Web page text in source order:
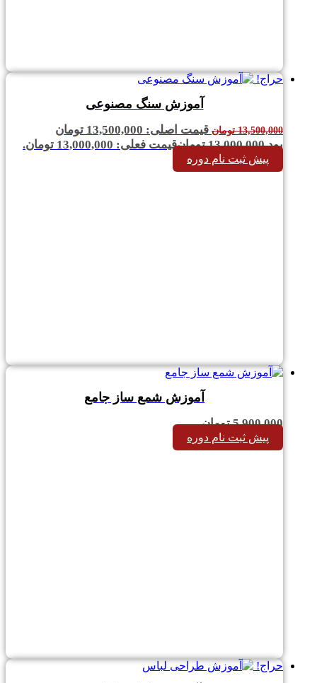
حراج!
آموزش سنگ مصنوعی
13,500,000 تومان
قیمت اصلی: 13,500,000 تومان
بود.13,000,000 تومانقیمت فعلی: 13,000,000 تومان.
پیش ثبت نام دوره
آموزش شمع ساز جامع
5,900,000 تومان
پیش ثبت نام دوره
حراج!